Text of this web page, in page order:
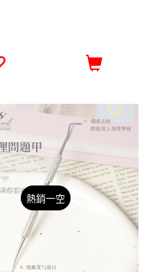
熱銷一空